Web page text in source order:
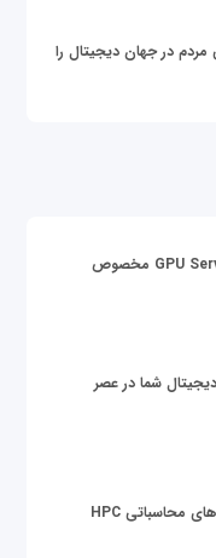
در جهان دیجیتال را
قیمت سرور گرافیکی | خرید GPU Server مخصوص
شما در عصر